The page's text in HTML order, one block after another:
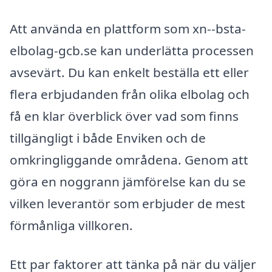
Att använda en plattform som xn--bsta-
elbolag-gcb.se kan underlätta processen
avsevärt. Du kan enkelt beställa ett eller
flera erbjudanden från olika elbolag och
få en klar överblick över vad som finns
tillgängligt i både Enviken och de
omkringliggande områdena. Genom att
göra en noggrann jämförelse kan du se
vilken leverantör som erbjuder de mest
förmånliga villkoren.
Ett par faktorer att tänka på när du väljer